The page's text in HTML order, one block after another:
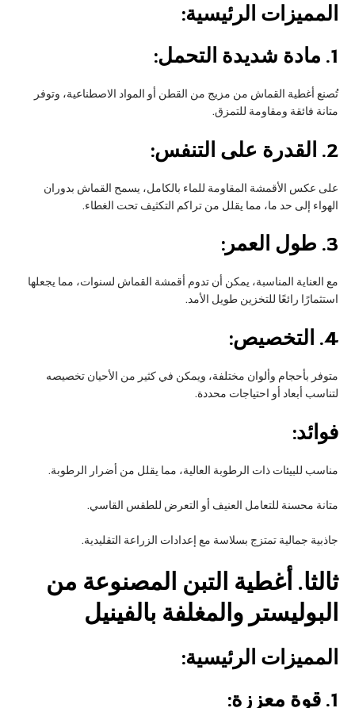
المميزات الرئيسية:
1. مادة شديدة التحمل:
تُصنع أغطية القماش من مزيج من القطن أو المواد الاصطناعية، وتوفر
متانة فائقة ومقاومة للتمزق.
2. القدرة على التنفس:
على عكس الأقمشة المقاومة للماء بالكامل، يسمح القماش بدوران
الهواء إلى حد ما، مما يقلل من تراكم التكثيف تحت الغطاء.
3. طول العمر:
مع العناية المناسبة، يمكن أن تدوم أقمشة القماش لسنوات، مما يجعلها
استثمارًا رائعًا للتخزين طويل الأمد.
4. التخصيص:
متوفر بأحجام وألوان مختلفة، ويمكن في كثير من الأحيان تخصيصه
لتناسب أبعاد أو احتياجات محددة.
فوائد:
مناسب للبيئات ذات الرطوبة العالية، مما يقلل من أضرار الرطوبة.
متانة محسنة للتعامل العنيف أو التعرض للطقس القاسي.
جاذبية جمالية تمتزج بسلاسة مع إعدادات الزراعة التقليدية.
ثالثا. أغطية التبن المصنوعة من
البوليستر والمغلفة بالفينيل
المميزات الرئيسية:
1. قوة معززة: